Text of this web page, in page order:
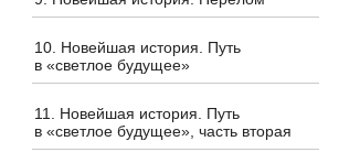
10. Новейшая история. Путь
в «светлое будущее»
11. Новейшая история. Путь
в «светлое будущее», часть вторая